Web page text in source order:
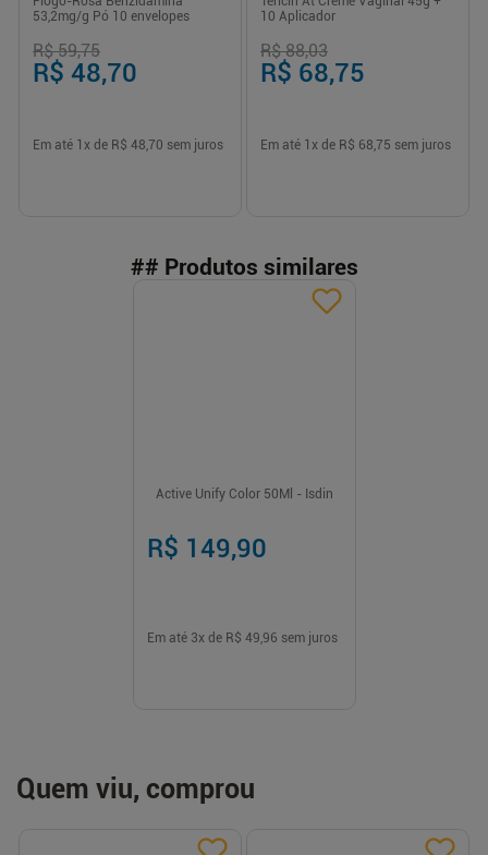
53,2mg/g Pó 10 envelopes
R$ 59,75
R$ 48,70
Em até 1 x de R$ 48,70 sem juros
10 Aplicador
R$ 88,03
R$ 68,75
Em até 1 x de R$ 68,75 sem juros
## Produtos similares
Active Unify Color 50Ml - Isdin
R$ 149,90
Em até 3x de R$ 49,96 sem juros
Quem viu, comprou